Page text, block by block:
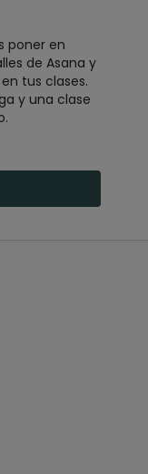
poner en
de Asana y
tus clases.
y una clase